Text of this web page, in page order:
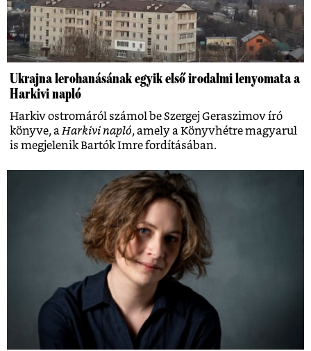
Ukrajna lerohanásának egyik első irodalmi lenyomata a
Harkivi napló
Harkiv ostromáról számol be Szergej Geraszimov író
könyve, aHarkivi napló, amely a Könyvhétre magyarul
is megjelenik Bartók Imre fordításában.